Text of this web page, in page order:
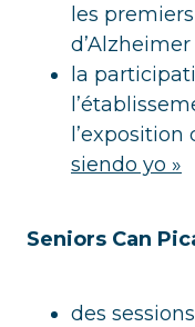
les
d’Alzheimer
la
siendo yo »
Seniors Can
des